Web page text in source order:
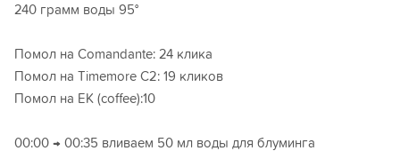
240 грамм воды 95°
Помол на Comandante: 24 клика
Помол на Timemore C2: 19 кликов
Помол на ЕК (coffee):10
00:00 → 00:35 вливаем 50 мл воды для блуминга